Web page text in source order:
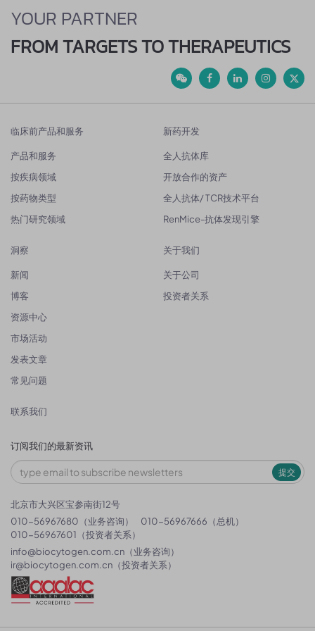
YOUR PARTNER
FROM TARGETS TO THERAPEUTICS
临床前产品和服务
产品和服务
按疾病领域
按药物类型
热门研究领域
新药开发
全人抗体库
开放合作的资产
全人抗体/ TCR技术平台
RenMice-抗体发现引擎
洞察
新闻
博客
资源中心
市场活动
发表文章
常见问题
关于我们
关于公司
投资者关系
联系我们
订阅我们的最新资讯
提交
北京市大兴区宝参南街12号
010-56967680（业务咨询）
010-56967666（总机）
010-56967601（投资者关系）
info@biocytogen.com.cn （业务咨询）
ir@biocytogen.com.cn （投资者关系）